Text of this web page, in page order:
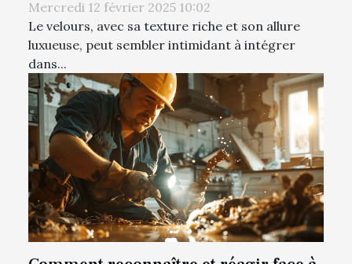
Mercredi 12 février 2025 10:02
Le velours, avec sa texture riche et son allure
luxueuse, peut sembler intimidant à intégrer
dans...